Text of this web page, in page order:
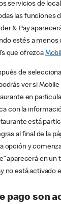
servicios de
las funciones
& Pay
estés a menos
que ofrezca
de
ver si Mobile
en
con la
está
al final de la
opción y
aparecerá en
no está activado
pago son